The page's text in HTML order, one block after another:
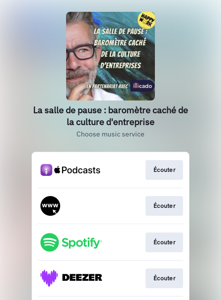
La salle de pause : baromètre caché de
la culture d'entreprise
Choose music service
Écouter
Écouter
Écouter
Écouter